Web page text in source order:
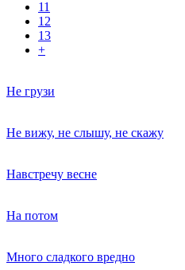
11
12
13
+
Не грузи
Не вижу, не слышу, не скажу
Навстречу весне
На потом
Много сладкого вредно